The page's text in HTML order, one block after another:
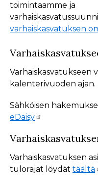
toimintaamme ja
varhaiskasvatuksen
Varhaiskasvatukseen
kalenterivuoden ajan.
Sähköisen
eDaisy
Varhaiskasvatuksen
tulorajat löydät täältä